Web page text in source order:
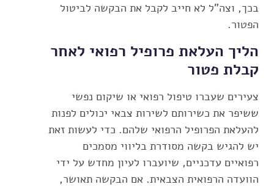
בכך, וצה"ל לא חייב לקבל את הבקשה לביטול
הפטור.
הליך העלאת פרופיל רפואי לאחר
קבלת פטור
צעירים שעברו טיפול רפואי או שיקום נפשי
ששיפר את כשירותם לשירות צבאי יכולים לפנות
להעלאת הפרופיל הרפואי שלהם. כדי לעשות זאת
יש להגיש בקשה מסודרת בליווי מסמכים
רפואיים עדכניים, שיועברו לעיון מחדש על ידי
הוועדה הרפואית הצבאית. אם הבקשה תאושר,